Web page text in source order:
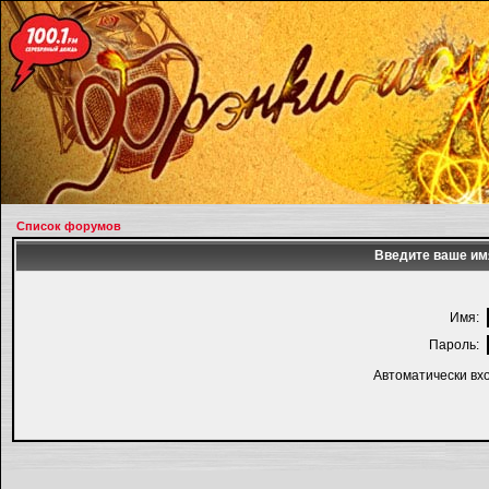
Список форумов
Введите ваше
Имя:
Пароль:
Автоматически